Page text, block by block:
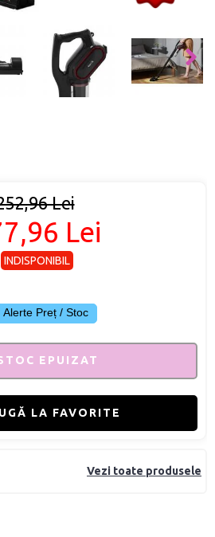
Vezi toate produsele
Lei
Lei
INDISPONIBIL
Alerte Preț / Stoc
EPUIZAT
LA FAVORITE